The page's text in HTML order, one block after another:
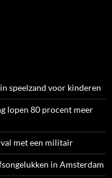
speelzand voor kinderen
lopen 80 procent meer
met een militair
in Amsterdam